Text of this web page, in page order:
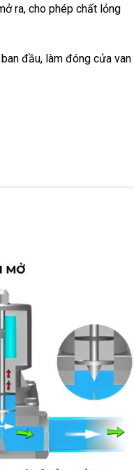
ra, cho phép chất lỏng
đầu, làm đóng cửa van